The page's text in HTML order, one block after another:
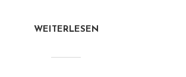
WEITERLESEN